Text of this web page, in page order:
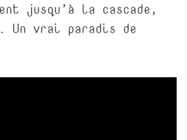
jusqu’à la cascade,
Un vrai paradis de